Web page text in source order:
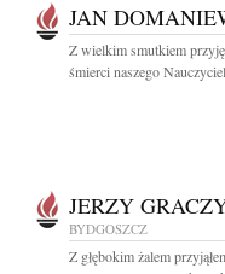
JAN
Z wielkim smutkiem
śmierci naszego
JERZY
BYDGOSZCZ
Z głębokim żalem